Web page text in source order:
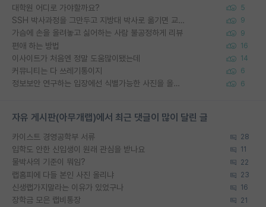
대학원 어디로 가야할까요? 5
SSH 박사과정을 그만두고 지방대 박사로 옮기면 교수의 꿈은 끝일까요? 9
가슴에 손을 올려놓고 싫어하는 사람 불공정하게 리뷰 9
편애 하는 방법 16
이사이트가 처음엔 정말 도움많이됐는데 14
커뮤니티는 다 쓰레기통이지 6
정보보안 연구하는 입장에선 식별가능한 사진을 올리는건 비추이긴함 6
자유 게시판(아무개랩)에서 최근 댓글이 많이 달린 글
카이스트 경영공학부 서류 28
입학도 안한 신입생이 원래 관심을 받나요 11
물박사의 기준이 뭐임? 22
랩홈피에 다들 본인 사진 올리냐 23
신생랩가지말라는 이유가 있었구나 16
장학금 모은 랩비통장 21